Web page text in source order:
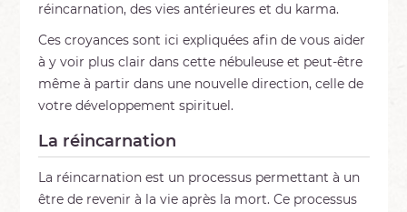
réincarnation, des vies antérieures et du karma.
Ces croyances sont ici expliquées afin de vous aider
à y voir plus clair dans cette nébuleuse et peut-être
même à partir dans une nouvelle direction, celle de
votre développement spirituel.
La réincarnation
La réincarnation est un processus permettant à un
être de revenir à la vie après la mort. Ce processus